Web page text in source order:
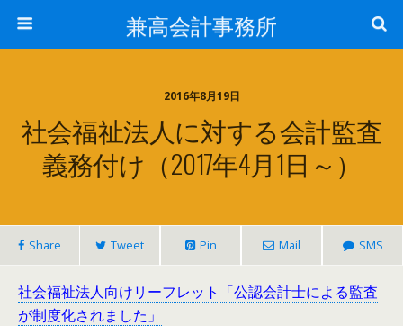
兼高会計事務所
2016年8月19日
社会福祉法人に対する会計監査
義務付け（2017年4月1日～）
Share Tweet Pin Mail SMS
社会福祉法人向けリーフレット「公認会計士による監査
が制度化されました」